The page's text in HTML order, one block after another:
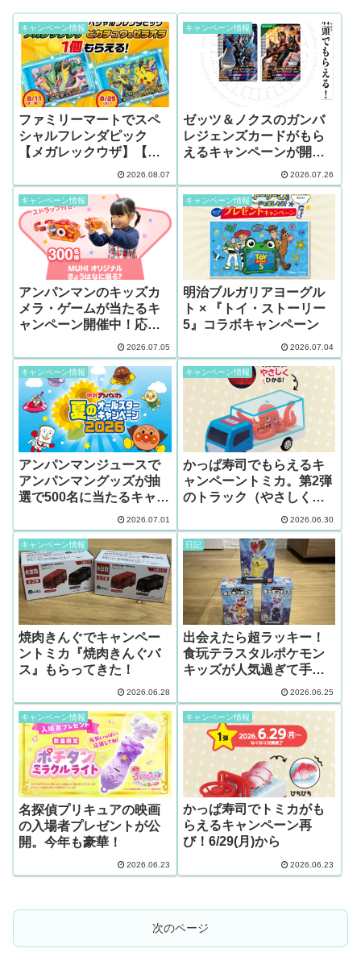
キャンペーン情報
ファミリーマートでスペ
シャルフレンダピック
【メガレックウザ】【ピ
カチュウ＆ゼラオラ】が
もらえるキャンペーンが
8/11（火祝）からスター
ト
2026.08.07
キャンペーン情報
ゼッツ＆ノクスのガンバ
レジェンズカードがもら
えるキャンペーンが開催
2026.07.26
キャンペーン情報
アンパンマンのキッズカ
メラ・ゲームが当たるキ
ャンペーン開催中！応募
2026.07.05
キャンペーン情報
明治ブルガリアヨーグル
ト × 『トイ・ストーリー
5』コラボキャンペーン
2026.07.04
キャンペーン情報
アンパンマンジュースで
アンパンマングッズが抽
選で500名に当たるキャン
ペーン【7/1～8/31】2026.07.01
キャンペーン情報
かっぱ寿司でもらえるキ
ャンペーントミカ。第2弾
のトラック（やさしく光
るたこ）が発表された
よ。
2026.06.30
キャンペーン情報
焼肉きんぐでキャンペー
ントミカ『焼肉きんぐバ
ス』もらってきた！
2026.06.28
日記
出会えたら超ラッキー！
食玩テラスタルポケモン
キッズが人気過ぎて手に
2026.06.25
キャンペーン情報
名探偵プリキュアの映画
の入場者プレゼントが公
開。今年も豪華！
2026.06.23
キャンペーン情報
かっぱ寿司でトミカがも
らえるキャンペーン再
び！6/29(月)から
2026.06.23
次のページ